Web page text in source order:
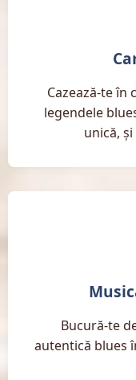
Cazează-te în
legendele
unică,
Bucură-te
autentică blues